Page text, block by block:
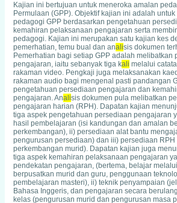
Kajian ini bertujuan untuk meneroka amalan
Permulaan (GPP). Objektif kajian ini adalah
pedagogi GPP berdasarkan pengetahuan
kemahiran pelaksanaan pengajaran serta
pedagogi. Kajian ini merupakan satu kajian kes
pemerhatian, temu bual dan analisis dokumen
Pemerhatian bagi setiap GPP adalah melibatkan
pengajaran, iaitu sebanyak tiga kali melalui
rakaman video. Pengkaji juga melaksanakan
rakaman audio bagi mengenal pasti pandangan
pengetahuan persediaan pengajaran dan
pengajaran. Analisis dokumen pula melibatkan
pengajaran harian (RPH). Dapatan kajian
tiga aspek pengetahuan persediaan pengajaran
hasil pembelajaran (isi kandungan dan amalan
perkembangan), ii) persediaan alat bantu
pengurusan persediaan) dan iii) persediaan RPH
perkembangan murid). Dapatan kajian juga
tiga aspek kemahiran pelaksanaan pengajaran
pendekatan pengajaran, (bertema, belajar
berpusatkan murid dan guru, penggunaan
pembelajaran masteri), ii) teknik penyampaian
Bahasa Inggeris, dan pengajaran secara
kelas (pengurusan murid dan pengurusan masa